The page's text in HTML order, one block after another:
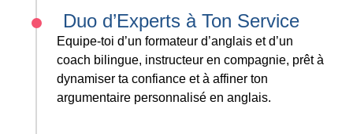
Duo d’Experts à Ton Service
Equipe-toi d’un formateur d’anglais et d’un
coach bilingue, instructeur en compagnie, prêt à
dynamiser ta confiance et à affiner ton
argumentaire personnalisé en anglais.